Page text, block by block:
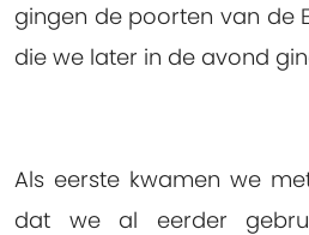
gingen de poorten van de
die we later in de avond
Als eerste kwamen we
dat we al eerder